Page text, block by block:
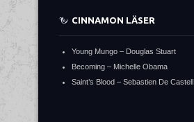
CINNAMON LÄSER
Young Mungo – Douglas Stuart
Becoming – Michelle Obama
Saint’s Blood – Sebastien De Castell